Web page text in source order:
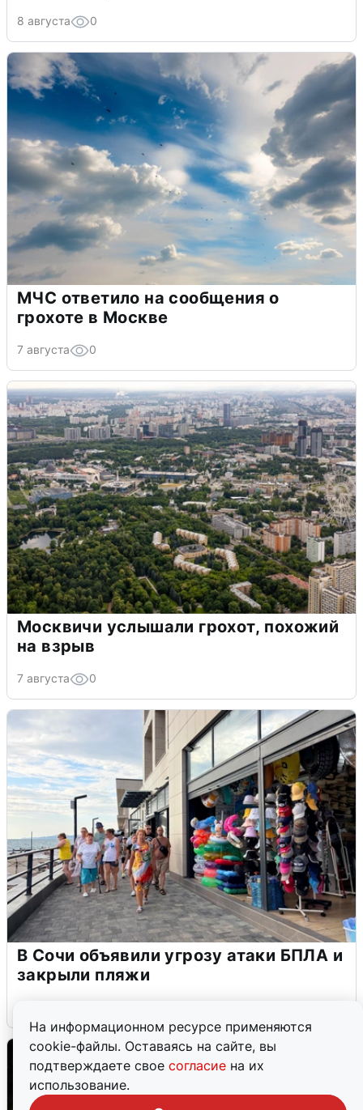
На информационном ресурсе применяются
cookie-файлы. Оставаясь на сайте, вы
подтверждаете свое согласие на их
использование.
8 августа 0
МЧС ответило на сообщения о
грохоте в Москве
7 августа 0
Москвичи услышали грохот, похожий
на взрыв
7 августа 0
В Сочи объявили угрозу атаки БПЛА и
закрыли пляжи